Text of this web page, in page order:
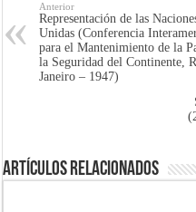
Anterior
Representación de las
Unidas (Conferencia
para el Mantenimiento de la
la Seguridad del Continente,
Janeiro – 1947)
Artículos Relacionados